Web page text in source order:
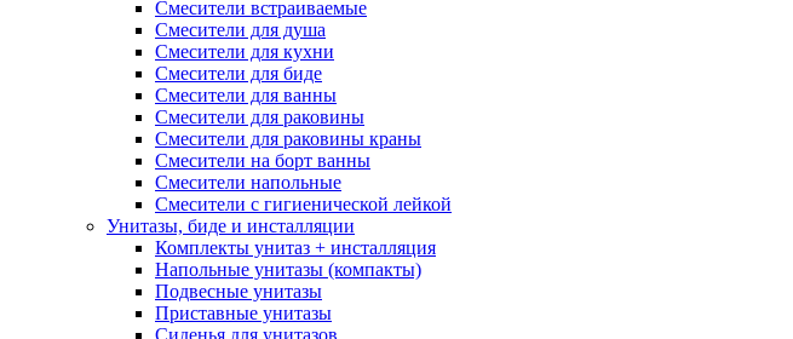
Смесители встраиваемые
Смесители для душа
Смесители для кухни
Смесители для биде
Смесители для ванны
Смесители для раковины
Смесители для раковины краны
Смесители на борт ванны
Смесители напольные
Смесители с гигиенической лейкой
Унитазы, биде и инсталляции
Комплекты унитаз + инсталляция
Напольные унитазы (компакты)
Подвесные унитазы
Приставные унитазы
Сиденья для унитазов